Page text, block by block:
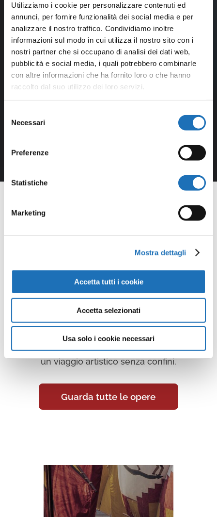
Utilizziamo i cookie per personalizzare contenuti ed
annunci, per fornire funzionalità dei social media e per
analizzare il nostro traffico. Condividiamo inoltre
informazioni sul modo in cui utilizza il nostro sito con i
nostri partner che si occupano di analisi dei dati web,
pubblicità e social media, i quali potrebbero combinarle
con altre informazioni che ha fornito loro o che hanno
raccolto dal suo utilizzo dei loro servizi.
delNecessari
Preferenze
Statistiche
Marketing
Mostra dettagli
Accetta tutti i cookie
Accetta selezionati
Usa solo i cookie necessari
Opere della
Galleria
Virtuale
un viaggio artistico senza confini.
Guarda tutte le opere